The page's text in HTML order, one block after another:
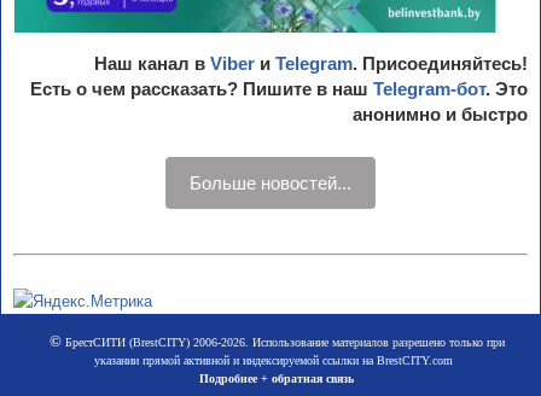
Наш канал в Viber и Telegram. Присоединяйтесь!
Есть о чем рассказать? Пишите в наш Telegram-бот. Это
анонимно и быстро
Больше новостей...
©БрестСИТИ (BrestCITY) 2006-2026. Использование материалов разрешено только при
указании прямой активной и индексируемой ссылки на BrestCITY.com
Подробнее + обратная связь